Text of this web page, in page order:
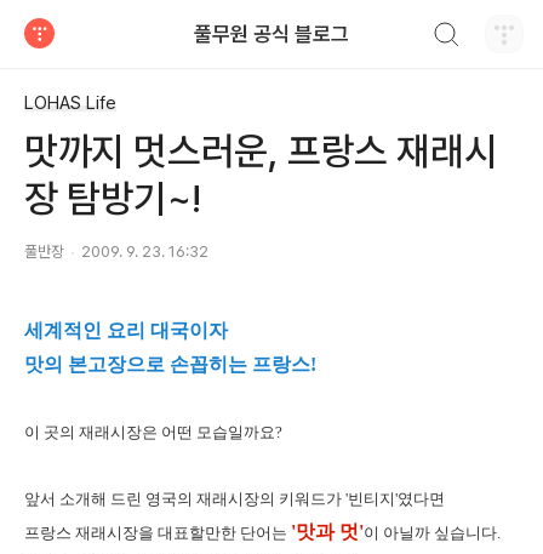
풀무원 공식 블로그
LOHAS Life
맛까지 멋스러운, 프랑스 재래시
장 탐방기~!
풀반장 2009. 9. 23. 16:32
세계적인 요리 대국이자
맛의 본고장으로 손꼽히는 프랑스!
이 곳의 재래시장은 어떤 모습일까요?
앞서 소개해 드린 영국의 재래시장의 키워드가 '빈티지'였다면
프랑스 재래시장을 대표할만한 단어는 '맛과 멋'이 아닐까 싶습니다.